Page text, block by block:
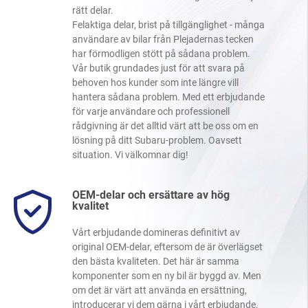
rätt delar.
Felaktiga delar, brist på tillgänglighet - många
användare av bilar från Plejadernas tecken
har förmodligen stött på sådana problem.
Vår butik grundades just för att svara på
behoven hos kunder som inte längre vill
hantera sådana problem. Med ett erbjudande
för varje användare och professionell
rådgivning är det alltid värt att be oss om en
lösning på ditt Subaru-problem. Oavsett
situation. Vi välkomnar dig!
OEM-delar och ersättare av hög
kvalitet
Vårt erbjudande domineras definitivt av
original OEM-delar, eftersom de är överlägset
den bästa kvaliteten. Det här är samma
komponenter som en ny bil är byggd av. Men
om det är värt att använda en ersättning,
introducerar vi dem gärna i vårt erbjudande.